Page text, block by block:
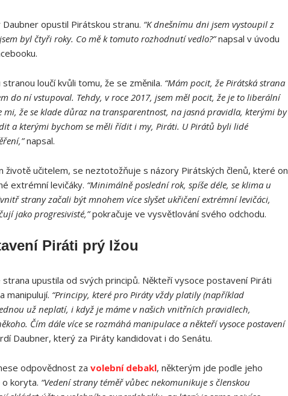
opustil Pirátskou stranu. “K dnešnímu dni jsem vystoupil z
byl čtyři roky. Co mě k tomuto rozhodnutí vedlo?”napsal v úvodu
loučí kvůli tomu, že se změnila. “Mám pocit, že Pirátská strana
do ní vstupoval. Tehdy, v roce 2017, jsem měl pocit, že je to liberální
mi, že se klade důraz na transparentnost, na jasná pravidla, kterými by
a kterými bychom se měli řídit i my, Piráti. U Pirátů byli lidé
napsal.
životě učitelem, se neztotožňuje s názory Pirátských členů, které on
extrémní levičáky. “Minimálně poslední rok, spíše déle, se klima u
strany začali být mnohem více slyšet ukřičení extrémní levičáci,
jako progresivisté,”pokračuje ve vysvětlování svého odchodu.
Piráti prý lžou
upustila od svých principů. Někteří vysoce postavení Piráti
manipulují. “Principy, které pro Piráty vždy platily (například
už neplatí, i když je máme v našich vnitřních pravidlech,
Čím dále více se rozmáhá manipulace a někteří vysoce postavení
Daubner, který za Piráty kandidovat i do Senátu.
odpovědnost za volební debakl, některým jde podle jeho
koryta. “Vedení strany téměř vůbec nekomunikuje s členskou